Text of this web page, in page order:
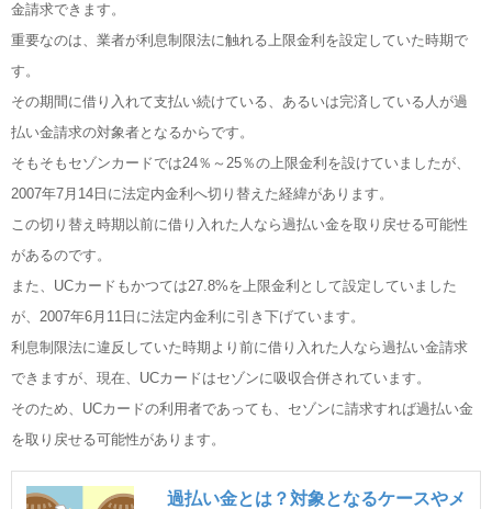
金請求できます。
重要なのは、業者が利息制限法に触れる上限金利を設定していた時期で
す。
その期間に借り入れて支払い続けている、あるいは完済している人が過
払い金請求の対象者となるからです。
そもそもセゾンカードでは24％～25％の上限金利を設けていましたが、
2007年7月14日に法定内金利へ切り替えた経緯があります。
この切り替え時期以前に借り入れた人なら過払い金を取り戻せる可能性
があるのです。
また、UCカードもかつては27.8%を上限金利として設定していました
が、2007年6月11日に法定内金利に引き下げています。
利息制限法に違反していた時期より前に借り入れた人なら過払い金請求
できますが、現在、UCカードはセゾンに吸収合併されています。
そのため、UCカードの利用者であっても、セゾンに請求すれば過払い金
を取り戻せる可能性があります。
過払い金とは？対象となるケースやメ